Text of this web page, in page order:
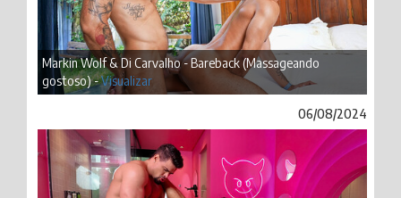
Markin Wolf & Di Carvalho - Bareback (Massageando
gostoso) -Visualizar
06/08/2024